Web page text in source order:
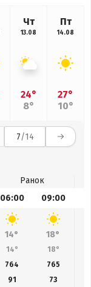
Чт
13.08
24°
8°
Пт
14.08
27°
10°
7/14
Ранок
06:00 09:00
14° 18°
14° 18°
764 765
91 73